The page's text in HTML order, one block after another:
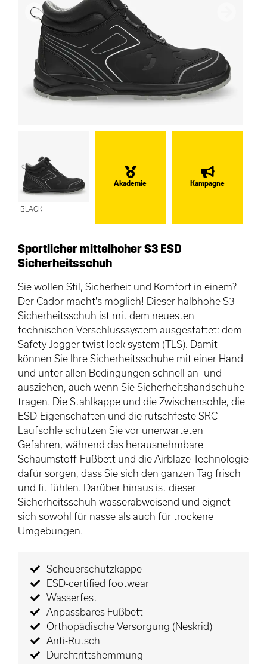
Vorherige
BLACK
Akademie Kampagne
Sportlicher mittelhoher S3 ESD
Sicherheitsschuh
Sie wollen Stil, Sicherheit und Komfort in einem?
Der Cador macht's möglich! Dieser halbhohe S3-
Sicherheitsschuh ist mit dem neuesten
technischen Verschlusssystem ausgestattet: dem
Safety Jogger twist lock system (TLS). Damit
können Sie Ihre Sicherheitsschuhe mit einer Hand
und unter allen Bedingungen schnell an- und
ausziehen, auch wenn Sie Sicherheitshandschuhe
tragen. Die Stahlkappe und die Zwischensohle, die
ESD-Eigenschaften und die rutschfeste SRC-
Laufsohle schützen Sie vor unerwarteten
Gefahren, während das herausnehmbare
Schaumstoff-Fußbett und die Airblaze-Technologie
dafür sorgen, dass Sie sich den ganzen Tag frisch
und fit fühlen. Darüber hinaus ist dieser
Sicherheitsschuh wasserabweisend und eignet
sich sowohl für nasse als auch für trockene
Umgebungen.
Scheuerschutzkappe
ESD-certified footwear
Wasserfest
Anpassbares Fußbett
Orthopädische Versorgung (Neskrid)
Anti-Rutsch
Durchtrittshemmung